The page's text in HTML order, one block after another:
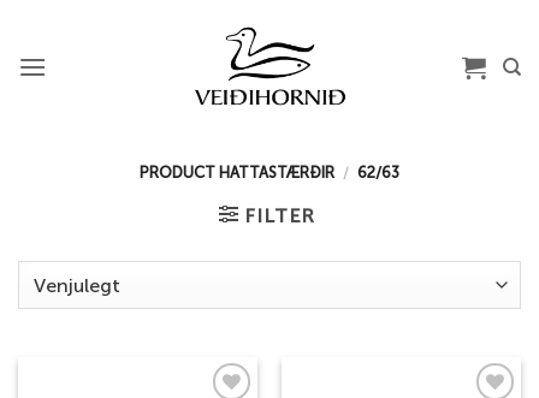
content
PRODUCT HATTASTÆRÐIR / 62/63
FILTER